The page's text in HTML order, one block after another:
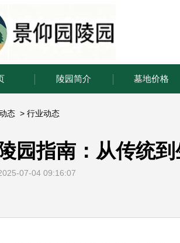
陵园简介 墓地价格
态 > 行业动态
园指南：从传统
07-04 09:16:07